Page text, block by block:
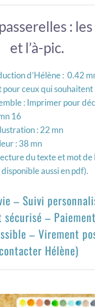
:
et l’à-pic.
d’Hélène : 0.42
pour ceux qui souhaitent
: Imprimer pour
16
: 22 mn
: 38 mn
du texte et mot de
aussi en pdf).
– Suivi
sécurisé –
– Virement
Hélène)